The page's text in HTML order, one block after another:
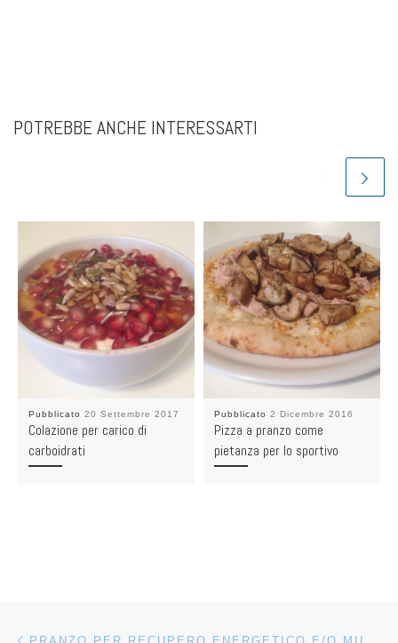
POTREBBE ANCHE INTERESSARTI
Pubblicato 20 Settembre 2017
Colazione per carico di
carboidrati
Pubblicato 2 Dicembre 2016
Pizza a pranzo come
pietanza per lo sportivo